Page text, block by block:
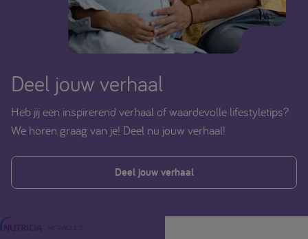
Deel jouw verhaal
Heb jij een inspirerend verhaal of waardevolle lifestyletips?
We horen graag van je! Deel nu jouw verhaal!
Deel jouw verhaal